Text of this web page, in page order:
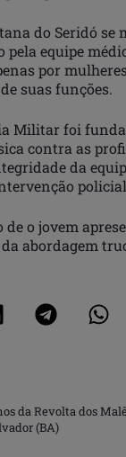
do Seridó
equipe
por
suas funções.
Militar foi
contra as
da
o jovem
abordagem
da Revolta dos
(BA)